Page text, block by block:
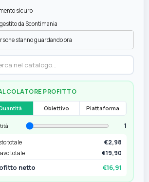
sicuro
da Scontimania
stanno guardando ora
PROFITTO
Obiettivo Piattaforma
1
totale
€2,98
totale
€19,90
netto €16,91